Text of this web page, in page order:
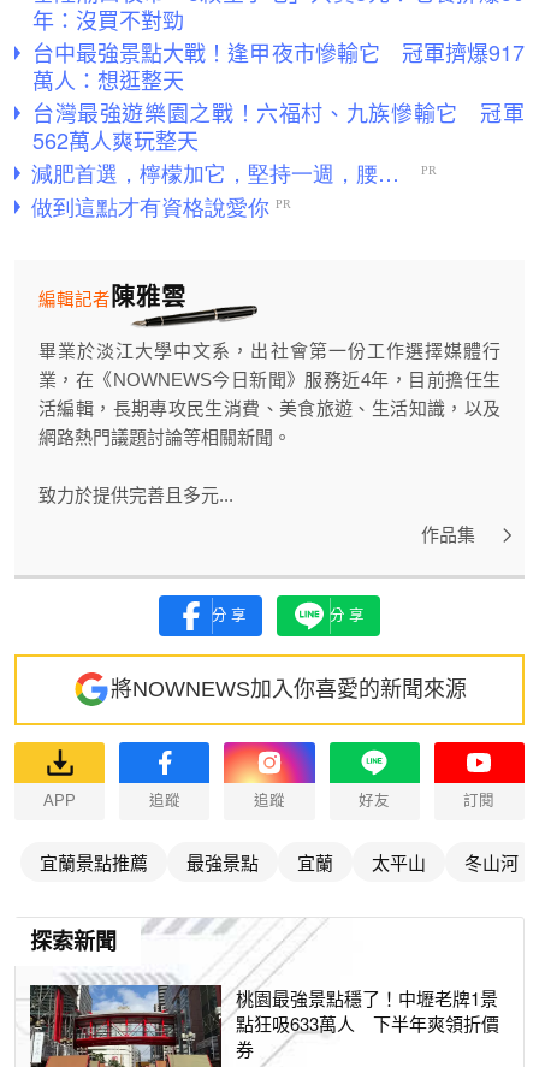
年：沒買不對勁
台中最強景點大戰！逢甲夜市慘輸它 冠軍擠爆917
萬人：想逛整天
台灣最強遊樂園之戰！六福村、九族慘輸它 冠軍
562萬人爽玩整天
陳雅雲
編輯記者
畢業於淡江大學中文系，出社會第一份工作選擇媒體行
業，在《NOWNEWS今日新聞》服務近4年，目前擔任生
活編輯，長期專攻民生消費、美食旅遊、生活知識，以及
網路熱門議題討論等相關新聞。
致力於提供完善且多元...
作品集
分享 分享
將NOWNEWS加入你喜愛的新聞來源
APP 追蹤 追蹤 好友 訂閱
宜蘭景點推薦 最強景點 宜蘭 太平山 冬山河
探索新聞
桃園最強景點穩了！中壢老牌1景
點狂吸633萬人 下半年爽領折價
券